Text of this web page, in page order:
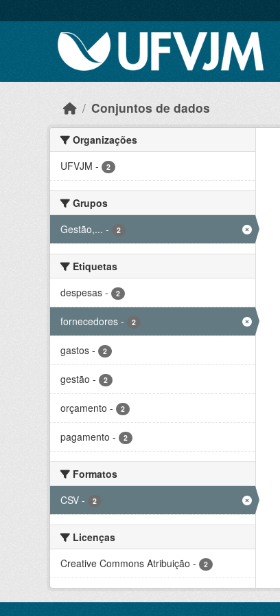
Conjuntos de dados
Organizações
UFVJM - 2
Grupos
Gestão,... - 2
Etiquetas
despesas - 2
fornecedores - 2
gastos - 2
gestão - 2
orçamento - 2
pagamento - 2
Formatos
CSV - 2
Licenças
Creative Commons Atribuição - 2